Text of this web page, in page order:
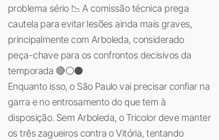
problema sério 📉 A comissão técnica prega
cautela para evitar lesões ainda mais graves,
principalmente com Arboleda, considerado
peça-chave para os confrontos decisivos da
temporada 🔴⚪⚫
Enquanto isso, o São Paulo vai precisar confiar na
garra e no entrosamento do que tem à
disposição. Sem Arboleda, o Tricolor deve manter
os três zagueiros contra o Vitória, tentando